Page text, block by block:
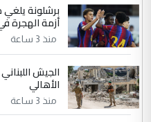
التعليق : واحد من
جنسية الرافد الثالث
ابا فرات ...
الموضوع :
الجواهري
مضجعيك يابن الزنا
برشلونة
أزمة الهجرة
منذ 3 ساعة
الجيش
الأهالي
منذ 3 ساعة